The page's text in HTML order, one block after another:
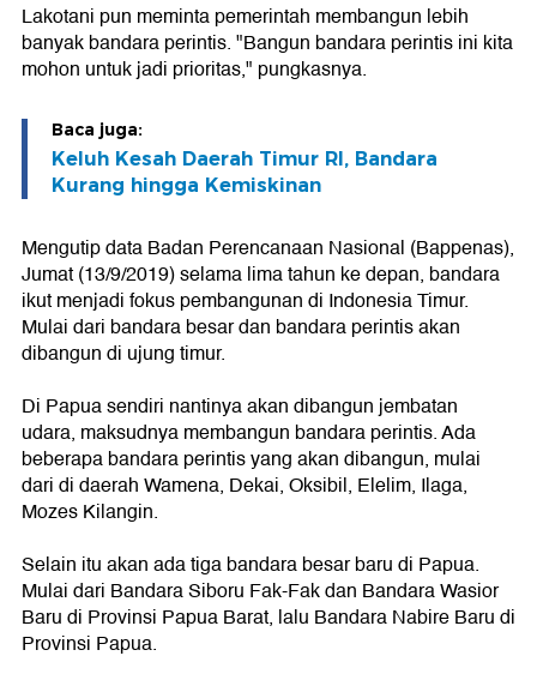
Lakotani pun meminta pemerintah membangun lebih
banyak bandara perintis. "Bangun bandara perintis ini kita
mohon untuk jadi prioritas," pungkasnya.
Baca juga:
Keluh Kesah Daerah Timur RI, Bandara
Kurang hingga Kemiskinan
Mengutip data Badan Perencanaan Nasional (Bappenas),
Jumat (13/9/2019) selama lima tahun ke depan, bandara
ikut menjadi fokus pembangunan di Indonesia Timur.
Mulai dari bandara besar dan bandara perintis akan
dibangun di ujung timur.
Di Papua sendiri nantinya akan dibangun jembatan
udara, maksudnya membangun bandara perintis. Ada
beberapa bandara perintis yang akan dibangun, mulai
dari di daerah Wamena, Dekai, Oksibil, Elelim, Ilaga,
Mozes Kilangin.
Selain itu akan ada tiga bandara besar baru di Papua.
Mulai dari Bandara Siboru Fak-Fak dan Bandara Wasior
Baru di Provinsi Papua Barat, lalu Bandara Nabire Baru di
Provinsi Papua.